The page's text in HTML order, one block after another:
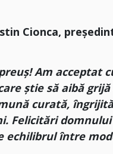
Cionca,
Am acceptat
știe să aibă
curată,
Felicitări
echilibrul între